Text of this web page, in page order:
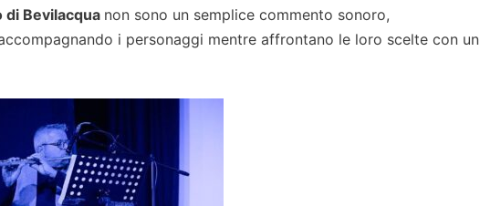
di Bevilacqua non sono un semplice commento sonoro,
i personaggi mentre affrontano le loro scelte con un